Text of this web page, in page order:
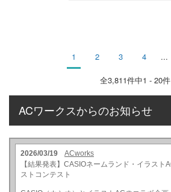
1 2 3 4 ...
全3,811件中1 - 20件
ACワークスからのお知らせ